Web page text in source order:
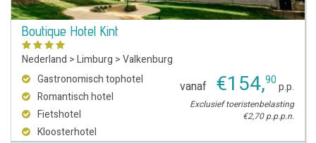
Boutique Hotel Kint
Nederland >Limburg >Valkenburg
Gastronomisch tophotel
Romantisch hotel
Fietshotel
Kloosterhotel
vanaf €154,90p.p.
Exclusief toeristenbelasting
€2,70 p.p.p.n.